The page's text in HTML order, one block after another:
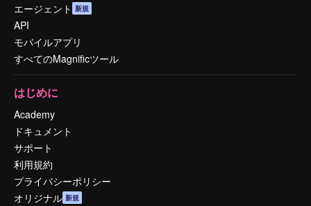
エージェント 新規
API
モバイルアプリ
すべてのMagnificツール
はじめに
Academy
ドキュメント
サポート
利用規約
プライバシーポリシー
オリジナル 新規